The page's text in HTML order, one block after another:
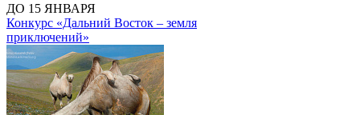
ДО 15 ЯНВАРЯ
Конкурс «Дальний Восток – земля
приключений»